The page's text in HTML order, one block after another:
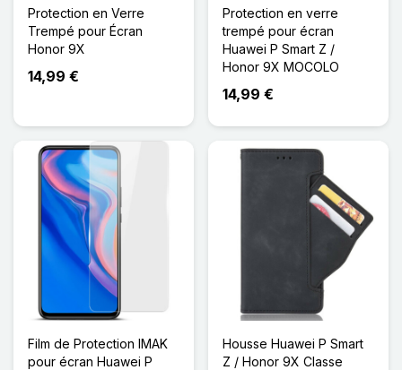
Protection en Verre
Trempé pour Écran
Honor 9X
14,99 €
Protection en verre
trempé pour écran
Huawei P Smart Z /
Honor 9X MOCOLO
14,99 €
Film de Protection IMAK
pour écran Huawei P
Housse Huawei P Smart
Z / Honor 9X Classe